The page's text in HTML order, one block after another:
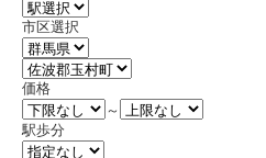
市区選択
価格
～
駅歩分